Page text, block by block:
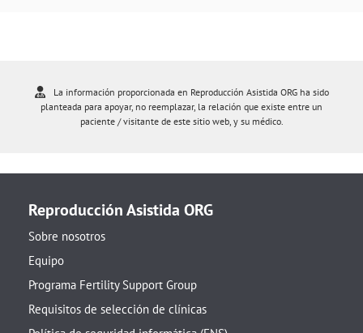
La información proporcionada en Reproducción Asistida ORG ha sido
planteada para apoyar, no reemplazar, la relación que existe entre un
paciente / visitante de este sitio web, y su médico.
Reproducción Asistida ORG
Sobre nosotros
Equipo
Programa Fertility Support Group
Requisitos de selección de clínicas